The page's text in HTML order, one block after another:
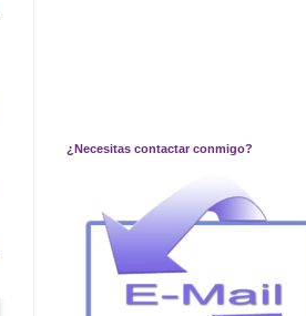
¿Necesitas contactar conmigo?